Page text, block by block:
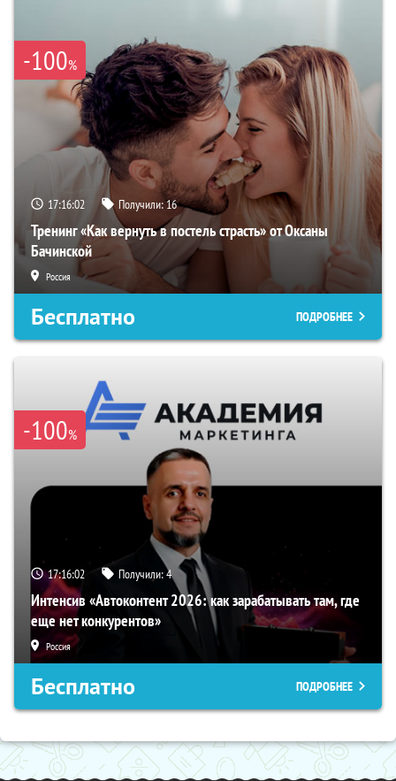
-100%
17:16:01 Получили:16
Тренинг «Как вернуть в постель страсть» от Оксаны
Бачинской
Россия
Бесплатно ПОДРОБНЕЕ
-100%
17:16:01 Получили:4
Интенсив «Автоконтент 2026: как зарабатывать там, где
еще нет конкурентов»
Россия
Бесплатно ПОДРОБНЕЕ